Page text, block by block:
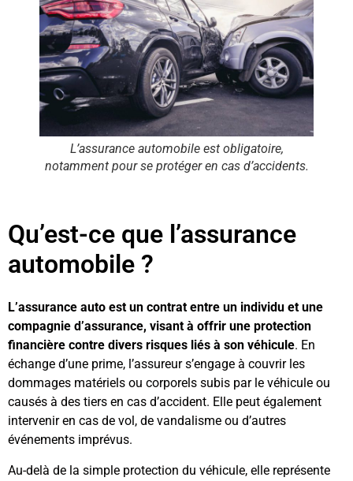
L’assurance automobile est obligatoire,
notamment pour se protéger en cas d’accidents.
Qu’est-ce que l’assurance
automobile ?
L’assurance auto est un contrat entre un individu et une
compagnie d’assurance, visant à offrir une protection
financière contre divers risques liés à son véhicule. En
échange d’une prime, l’assureur s’engage à couvrir les
dommages matériels ou corporels subis par le véhicule ou
causés à des tiers en cas d’accident. Elle peut également
intervenir en cas de vol, de vandalisme ou d’autres
événements imprévus.
Au-delà de la simple protection du véhicule, elle représente